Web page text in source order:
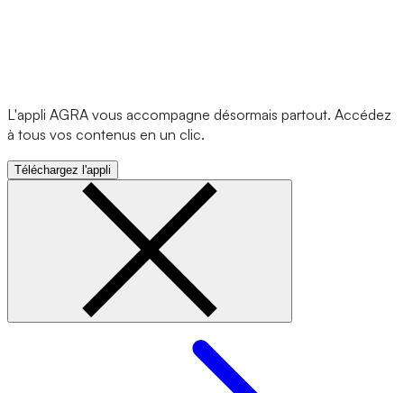
L'appli AGRA vous accompagne désormais partout. Accédez
à tous vos contenus en un clic.
Téléchargez l'appli